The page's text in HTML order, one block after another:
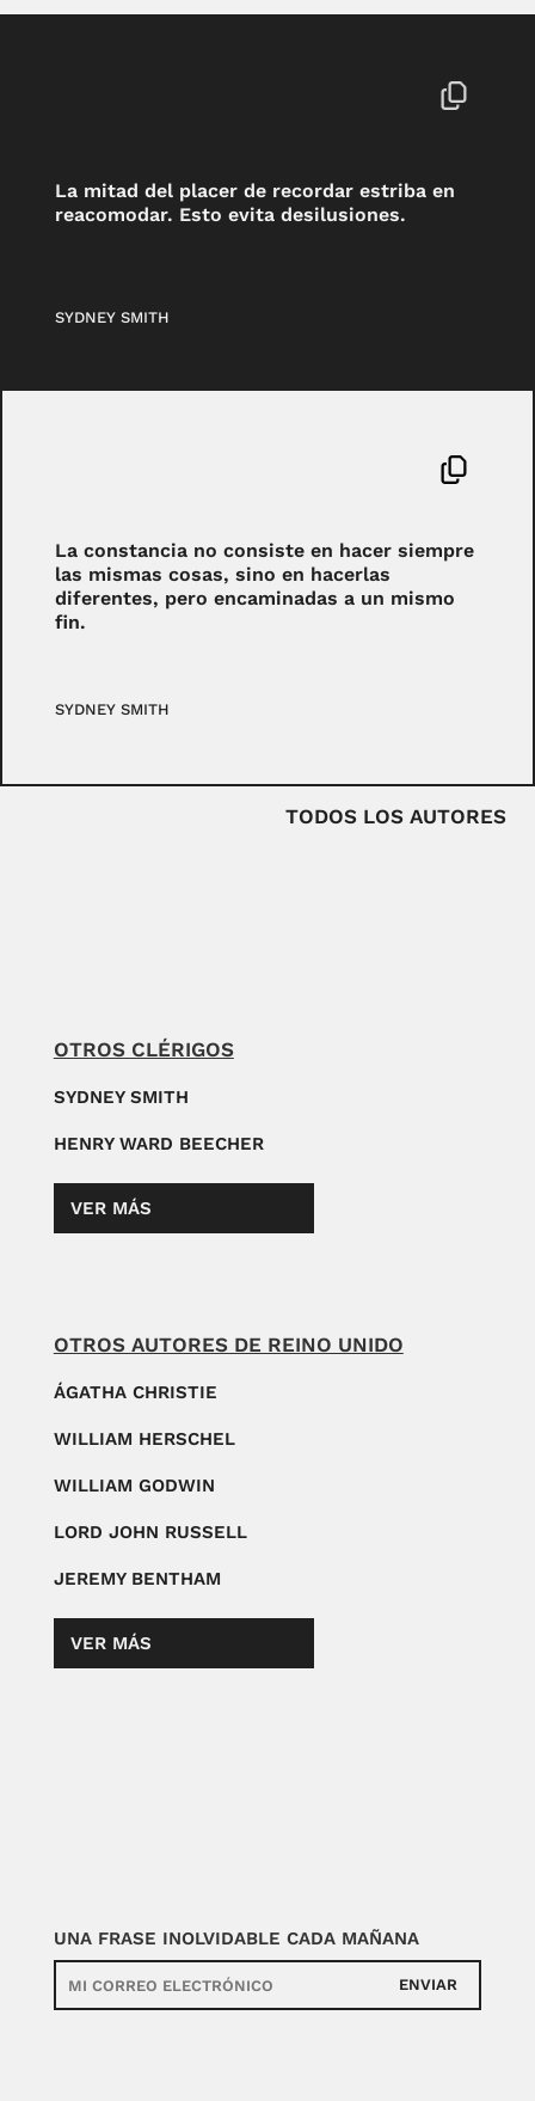
La mitad del placer de recordar estriba en
reacomodar. Esto evita desilusiones.
SYDNEY SMITH
La constancia no consiste en hacer siempre
las mismas cosas, sino en hacerlas
diferentes, pero encaminadas a un mismo
fin.
SYDNEY SMITH
TODOS LOS AUTORES
OTROS CLÉRIGOS
SYDNEY SMITH
HENRY WARD BEECHER
VER MÁS
OTROS AUTORES DE REINO UNIDO
ÁGATHA CHRISTIE
WILLIAM HERSCHEL
WILLIAM GODWIN
LORD JOHN RUSSELL
JEREMY BENTHAM
VER MÁS
UNA FRASE INOLVIDABLE CADA MAÑANA
ENVIAR